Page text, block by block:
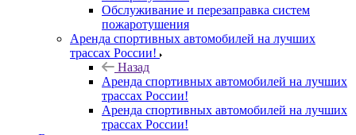
Обслуживание и перезаправка систем
пожаротушения
Аренда спортивных автомобилей на лучших
трассах России!
Назад
Аренда спортивных автомобилей на лучших
трассах России!
Аренда спортивных автомобилей на лучших
трассах России!